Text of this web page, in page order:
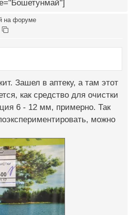
на форуме
Зашел в аптеку, а там этот
как средство для очистки
6 - 12 мм, примерно. Так
можно